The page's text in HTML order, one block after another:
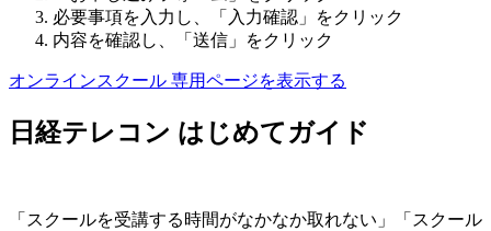
必要事項を入力し、「入力確認」をクリック
内容を確認し、「送信」をクリック
オンラインスクール 専用ページを表示する
日経テレコン はじめてガイド
「スクールを受講する時間がなかなか取れない」「スクール